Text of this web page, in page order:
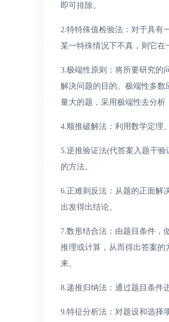
即可排除。
2.特特殊值检验法：对于具有
某一特殊情况下不真，则它在
3.极端性原则：将所要研究的
解决问题的目的。极端性多
量大的题，采用极端性去分析
4.顺推破解法：利用数学定理
5.逆推验证法(代答案入题干
的方法。
6.正难则反法：从题的正面解
出发得出结论。
7.数形结合法：由题目条件，
推理或计算，从而得出答案
来。
8.递推归纳法：通过题目条件
9.特征分析法：对题设和选择